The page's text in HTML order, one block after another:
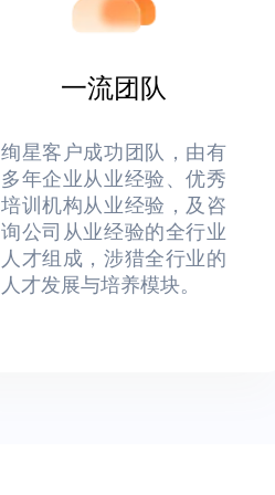
一流团队
绚星客户成功团队，由有
多年企业从业经验、优秀
培训机构从业经验，及咨
询公司从业经验的全行业
人才组成，涉猎全行业的
人才发展与培养模块。